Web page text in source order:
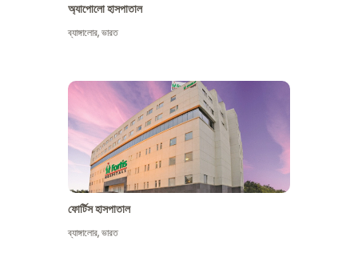
অ্যাপোলো হাসপাতাল
ব্যাঙ্গালোর,ভারত
ফোর্টিস হাসপাতাল
ব্যাঙ্গালোর,ভারত